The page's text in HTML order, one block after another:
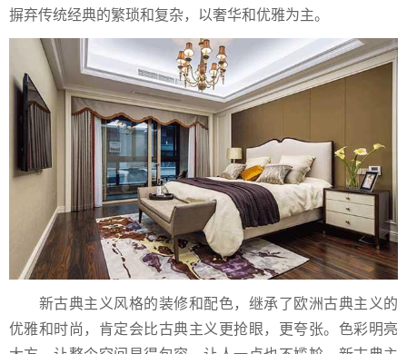
摒弃传统经典的繁琐和复杂，以奢华和优雅为主。
新古典主义风格的装修和配色，继承了欧洲古典主义的
优雅和时尚，肯定会比古典主义更抢眼，更夸张。色彩明亮